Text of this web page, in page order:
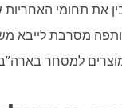
את תחומי
למסחר